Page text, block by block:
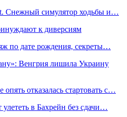
Снежный симулятор ходьбы и…
к диверсиям
по дате рождения, секреты…
Венгрия лишила Украину
отказалась стартовать с…
в Бахрейн без сдачи…